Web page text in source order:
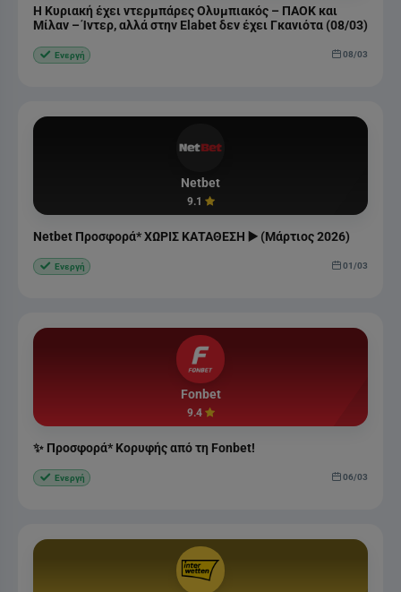
Η Κυριακή έχει ντερμπάρες Ολυμπιακός – ΠΑΟΚ και
Μίλαν – Ίντερ, αλλά στην Elabet δεν έχει Γκανιότα (08/03)
Ενεργή 08/03
Netbet
9.1
Netbet Προσφορά* ΧΩΡΙΣ ΚΑΤΑΘΕΣΗ ▶️ (Μάρτιος 2026)
Ενεργή 01/03
Fonbet
9.4
✨ Προσφορά* Κορυφής από τη Fonbet!
Ενεργή 06/03